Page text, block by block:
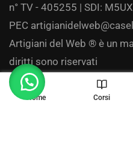
n° TV - 405255 | SDI:
PEC
Artigiani del Web ® è un
diritti sono riservati
Privacy
Home Corsi